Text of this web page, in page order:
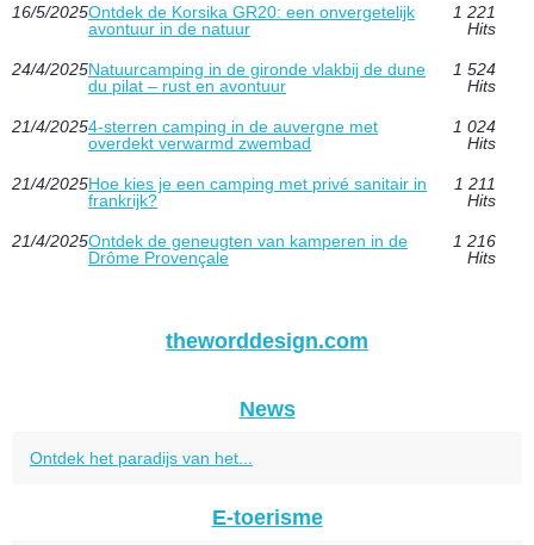
16/5/2025Ontdek de Korsika GR20: een onvergetelijk
avontuur in de natuur
1 221
Hits
24/4/2025Natuurcamping in de gironde vlakbij de dune
du pilat – rust en avontuur
1 524
Hits
21/4/20254-sterren camping in de auvergne met
overdekt verwarmd zwembad
1 024
Hits
21/4/2025Hoe kies je een camping met privé sanitair in
frankrijk?
1 211
Hits
21/4/2025Ontdek de geneugten van kamperen in de
Drôme Provençale
1 216
Hits
theworddesign.com
News
Ontdek het paradijs van het...
E-toerisme